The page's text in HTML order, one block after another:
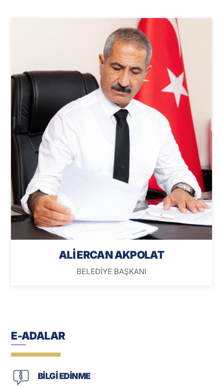
ALİ ERCAN AKPOLAT
BELEDİYE BAŞKANI
E-ADALAR
BİLGİ EDİNME